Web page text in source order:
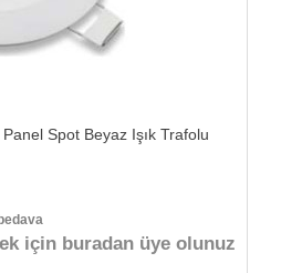
Spot Beyaz Işık Trafolu
için buradan üye olunuz